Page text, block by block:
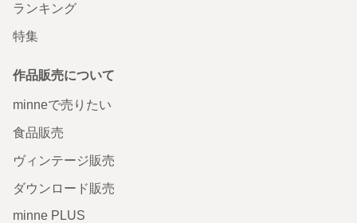
ランキング
特集
作品販売について
minneで売りたい
食品販売
ヴィンテージ販売
ダウンロード販売
minne PLUS